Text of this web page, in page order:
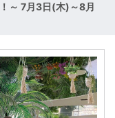
～ 7月3日(木)～8月